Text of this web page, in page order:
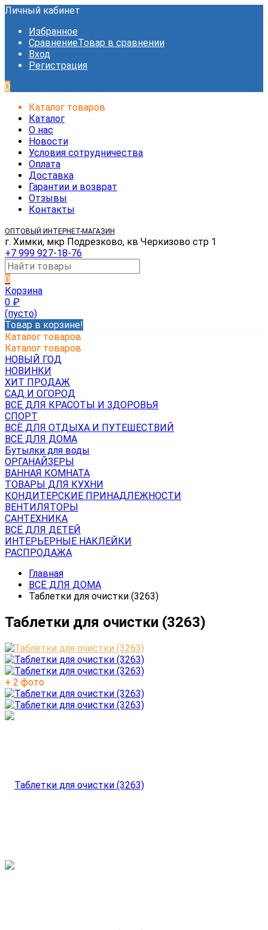
Личный кабинет
Избранное
СравнениеТовар в сравнении
Вход
Регистрация
0
Каталог товаров
Каталог
О нас
Новости
Условия сотрудничества
Оплата
Доставка
Гарантии и возврат
Отзывы
Контакты
ОПТОВЫЙ ИНТЕРНЕТ-МАГАЗИН
г. Химки, мкр Подрезково, кв Черкизово стр 1
+7 999 927-18-76
0
Корзина
0 ₽
(пусто)
Товар в корзине!
Каталог товаров
Каталог товаров
НОВЫЙ ГОД
НОВИНКИ
ХИТ ПРОДАЖ
САД И ОГОРОД
ВСЁ ДЛЯ КРАСОТЫ И ЗДОРОВЬЯ
СПОРТ
ВСЁ ДЛЯ ОТДЫХА И ПУТЕШЕСТВИЙ
ВСЁ ДЛЯ ДОМА
Бутылки для воды
ОРГАНАЙЗЕРЫ
ВАННАЯ КОМНАТА
ТОВАРЫ ДЛЯ КУХНИ
КОНДИТЕРСКИЕ ПРИНАДЛЕЖНОСТИ
ВЕНТИЛЯТОРЫ
САНТЕХНИКА
ВСЁ ДЛЯ ДЕТЕЙ
ИНТЕРЬЕРНЫЕ НАКЛЕЙКИ
РАСПРОДАЖА
Главная
ВСЁ ДЛЯ ДОМА
Таблетки для очистки (3263)
Таблетки для очистки (3263)
+ 2 фото